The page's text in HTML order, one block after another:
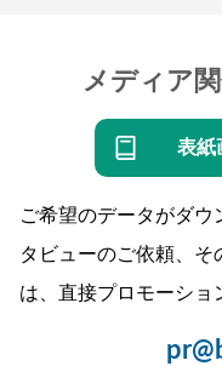
メディア
表紙
ご希望のデータがダ
タビューのご依頼、
は、直接プロモーショ